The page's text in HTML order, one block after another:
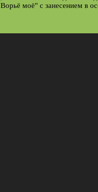
моё" с занесением в